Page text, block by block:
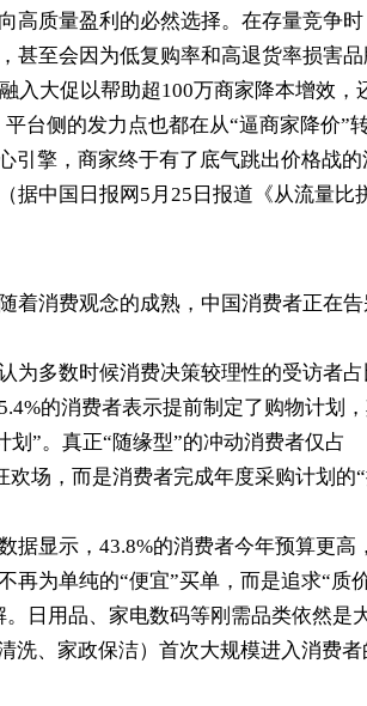
高质量盈利的必然选择。在存量竞争时
甚至会因为低复购率和高退货率损害
入大促以帮助超100万商家降本增效，
台侧的发力点也都在从“逼商家降价”
引擎，商家终于有了底气跳出价格战的
中国日报网5月25日报道《从流量比
着消费观念的成熟，中国消费者正在告
为多数时候消费决策较理性的受访者占
的消费者表示提前制定了购物计划
划”。真正“随缘型”的冲动消费者仅占
场，而是消费者完成年度采购计划的
显示，43.8%的消费者今年预算更高，
再为单纯的“便宜”买单，而是追求“质
日用品、家电数码等刚需品类依然是
洗、家政保洁）首次大规模进入消费者